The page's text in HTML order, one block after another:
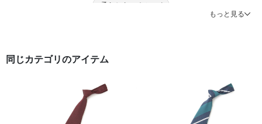
#柔らかタッチ シルク
もっと見る
同じカテゴリのアイテム